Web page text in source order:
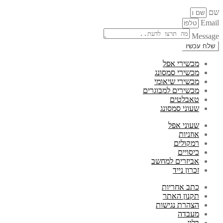
שם
Email
Message
שלח עכשיו
מכשירי אפל
מכשירי סמסונג
מכשירי שיאומי
מכשירים למבוגרים
טאבלטים
שעוני סמסונג
שעוני אפל
אוזניות
רמקולים
כיסויים
אביזרים למחשב
זכרון נייד
כתב אחריות
תקנון האתר
הצהרת נגישות
מעבדה